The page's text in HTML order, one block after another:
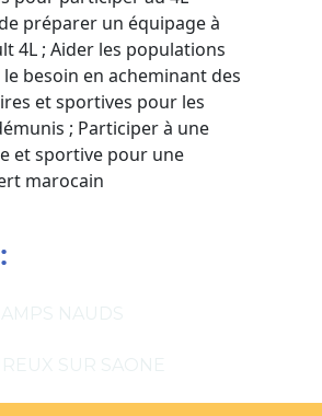
préparer un équipage à
4L ; Aider les populations
besoin en acheminant des
et sportives pour les
; Participer à une
et sportive pour une
marocain